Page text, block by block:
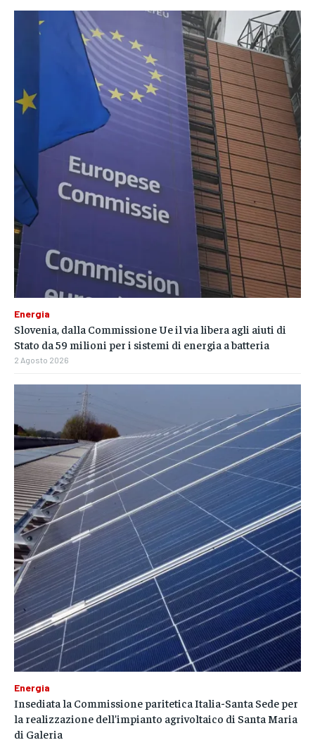
Energia
Slovenia, dalla Commissione Ue il via libera agli aiuti di
Stato da 59 milioni per i sistemi di energia a batteria
2 Agosto 2026
Energia
Insediata la Commissione paritetica Italia-Santa Sede per
la realizzazione dell’impianto agrivoltaico di Santa Maria
di Galeria